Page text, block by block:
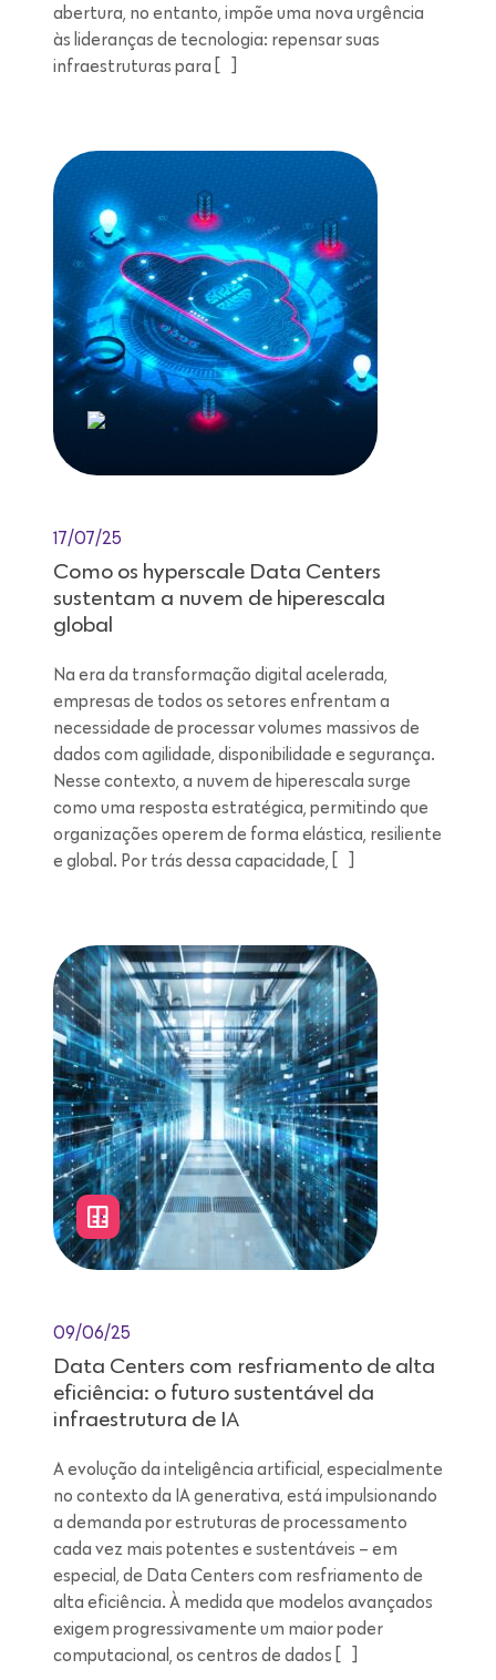
abertura, no entanto, impõe uma nova urgência
às lideranças de tecnologia: repensar suas
infraestruturas para […]
17/07/25
Como os hyperscale Data Centers
sustentam a nuvem de hiperescala
global
Na era da transformação digital acelerada,
empresas de todos os setores enfrentam a
necessidade de processar volumes massivos de
dados com agilidade, disponibilidade e segurança.
Nesse contexto, a nuvem de hiperescala surge
como uma resposta estratégica, permitindo que
organizações operem de forma elástica, resiliente
e global. Por trás dessa capacidade, […]
09/06/25
Data Centers com resfriamento de alta
eficiência: o futuro sustentável da
infraestrutura de IA
A evolução da inteligência artificial, especialmente
no contexto da IA generativa, está impulsionando
a demanda por estruturas de processamento
cada vez mais potentes e sustentáveis – em
especial, de Data Centers com resfriamento de
alta eficiência. À medida que modelos avançados
exigem progressivamente um maior poder
computacional, os centros de dados […]